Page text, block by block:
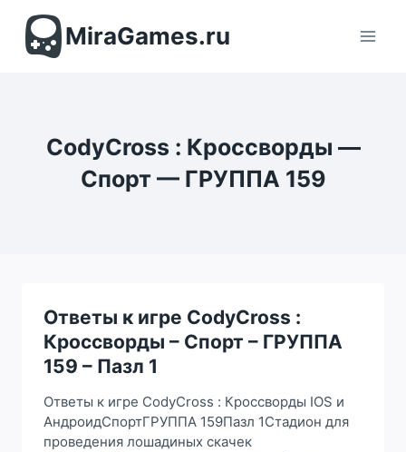
содержимомуMiraGames.ru
CodyCross : Кроссворды —
Спорт — ГРУППА 159
Ответы к игре CodyCross :
Кроссворды – Спорт – ГРУППА
159 – Пазл 1
Ответы к игре CodyCross : Кроссворды IOS и
АндроидСпортГРУППА 159Пазл 1Стадион для
проведения лошадиных скачек